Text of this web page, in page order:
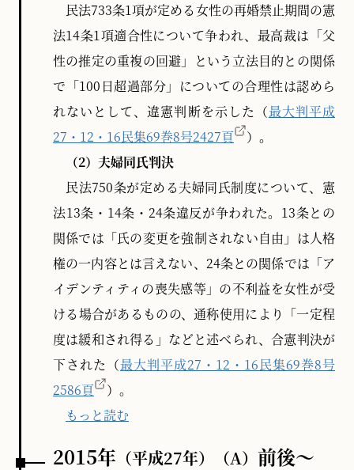
民法733条1項が定める女性の再婚禁止期間の憲
法14条1項適合性について争われ、最高裁は「父
性の推定の重複の回避」という立法目的との関係
で「100日超過部分」についての合理性は認めら
れないとして、違憲判断を示した（最大判平成
27・12・16民集69巻8号2427頁
）。
（2）夫婦同氏判決
民法750条が定める夫婦同氏制度について、憲
法13条・14条・24条違反が争われた。13条との
関係では「氏の変更を強制されない自由」は人格
権の一内容とは言えない、24条との関係では「ア
イデンティティの喪失感等」の不利益を女性が受
ける場合があるものの、通称使用により「一定程
度は緩和され得る」などと述べられ、合憲判決が
下された（最大判平成27・12・16民集69巻8号
2586頁
）。
もっと読む
2015年 （平成27年） （A） 前後～